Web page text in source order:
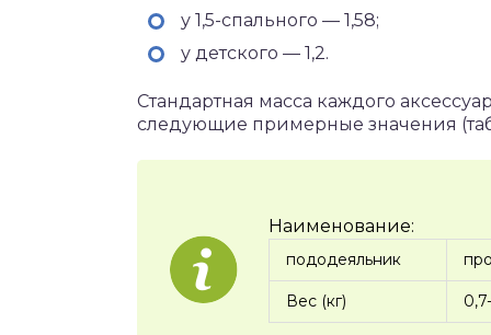
у 1,5-спального — 1,58;
у детского — 1,2.
Стандартная масса каждого
следующие примерные значения
Наименование:
пододеяльник
Вес (кг)